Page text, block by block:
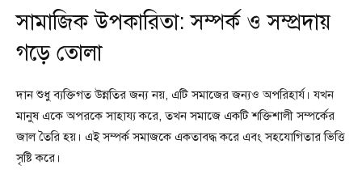
সামাজিক উপকারিতা: সম্পর্ক ও সম্প্রদায়
গড়ে তোলা
দান শুধু ব্যক্তিগত উন্নতির জন্য নয়, এটি সমাজের জন্যও অপরিহার্য। যখন
মানুষ একে অপরকে সাহায্য করে, তখন সমাজে একটি শক্তিশালী সম্পর্কের
জাল তৈরি হয়। এই সম্পর্ক সমাজকে একতাবদ্ধ করে এবং সহযোগিতার ভিত্তি
সৃষ্টি করে।